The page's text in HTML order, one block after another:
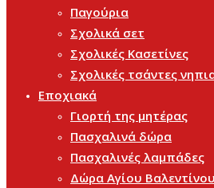
Παγούρια
Σχολικά σετ
Σχολικές Κασετίνες
Σχολικές τσάντες
Εποχιακά
Γιορτή της μητέρας
Πασχαλινά δώρα
Πασχαλινές λαμπάδες
Δώρα Αγίου Βαλεντίνου